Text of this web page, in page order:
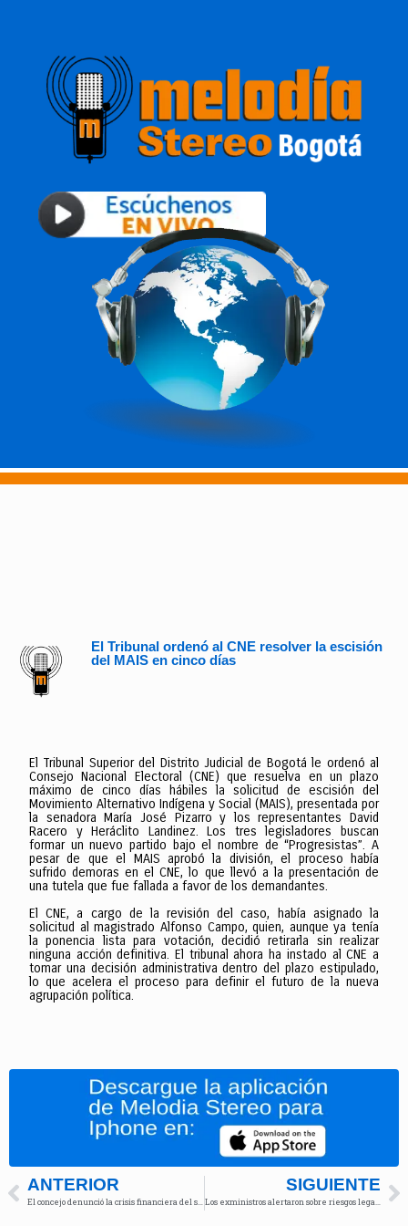
El Tribunal ordenó al CNE resolver la escisión
del MAIS en cinco días
El Tribunal Superior del Distrito Judicial de Bogotá le ordenó al
Consejo Nacional Electoral (CNE) que resuelva en un plazo
máximo de cinco días hábiles la solicitud de escisión del
Movimiento Alternativo Indígena y Social (MAIS), presentada por
la senadora María José Pizarro y los representantes David
Racero y Heráclito Landinez. Los tres legisladores buscan
formar un nuevo partido bajo el nombre de “Progresistas”. A
pesar de que el MAIS aprobó la división, el proceso había
sufrido demoras en el CNE, lo que llevó a la presentación de
una tutela que fue fallada a favor de los demandantes.
El CNE, a cargo de la revisión del caso, había asignado la
solicitud al magistrado Alfonso Campo, quien, aunque ya tenía
la ponencia lista para votación, decidió retirarla sin realizar
ninguna acción definitiva. El tribunal ahora ha instado al CNE a
tomar una decisión administrativa dentro del plazo estipulado,
lo que acelera el proceso para definir el futuro de la nueva
agrupación política.
ANTERIOR SIGUIENTE